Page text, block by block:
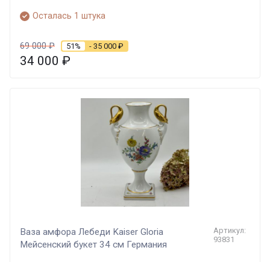
Осталась 1 штука
69 000₽ 51% - 35 000 ₽
34 000 ₽
Ваза амфора Лебеди Kaiser Gloria
Мейсенский букет 34 см Германия
Артикул:
93831